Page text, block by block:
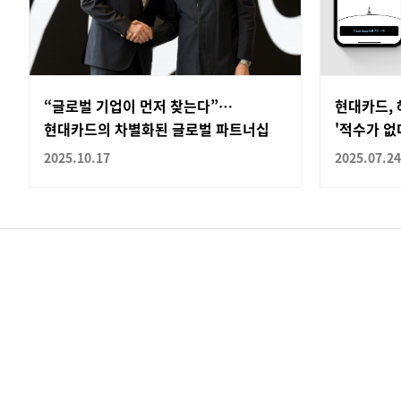
“글로벌 기업이 먼저 찾는다”…
현대카드의 차별화된 글로벌 파트너십
2025.10.17
현대카드,
'적수가
2025.07.24